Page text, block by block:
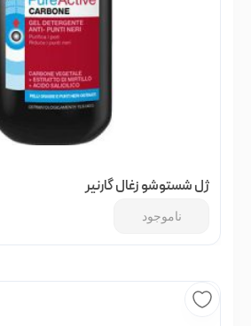
ژل شستوشو زغال گارنیر
ناموجود